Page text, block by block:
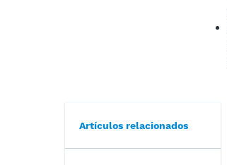
Artículos relacionados